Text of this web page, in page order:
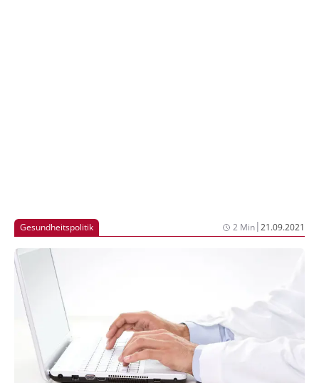
Gesundheitspolitik 2 Min|21.09.2021